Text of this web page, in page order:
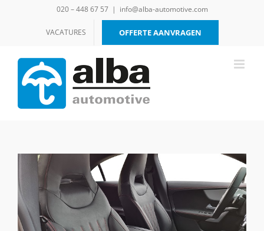
020 – 448 67 57 | info@alba-automotive.com
VACATURES OFFERTE AANVRAGEN